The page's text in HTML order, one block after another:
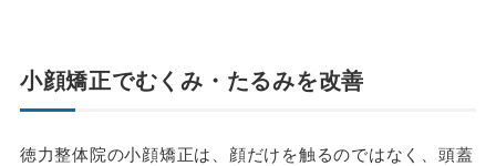
小顔矯正でむくみ・たるみを改善
徳力整体院の小顔矯正は、顔だけを触るのではなく、頭蓋